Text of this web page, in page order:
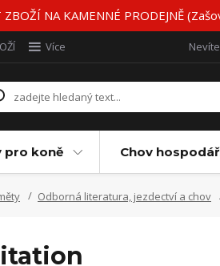
NA KAMENNÉ PRODEJNĚ
Více
pro koně Chov
Odborná literatura, jezdectví a chov